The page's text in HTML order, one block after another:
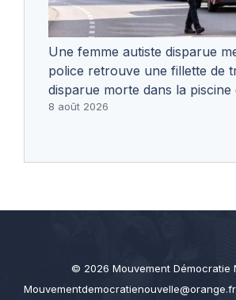
Une femme autiste disparue
police retrouve une fillette de
disparue morte dans la piscine
8 août 2026
© 2026 Mouvement Démocratie
Mouvementdemocratienouvelle@orange.fr